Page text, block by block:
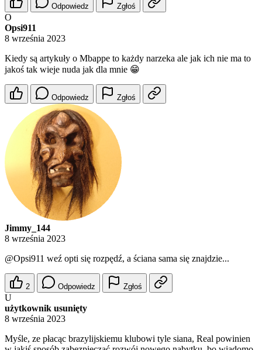
Odpowiedz Zgłoś
O
Opsi911
8 września 2023
Kiedy są artykuły o Mbappe to każdy narzeka ale jak ich nie ma to
jakoś tak wieje nuda jak dla mnie 😁
Odpowiedz Zgłoś
Jimmy_144
8 września 2023
@Opsi911 weź opti się rozpędź, a ściana sama się znajdzie...
2 Odpowiedz Zgłoś
U
użytkownik usunięty
8 września 2023
Myśle, ze płacąc brazylijskiemu klubowi tyle siana, Real powinien